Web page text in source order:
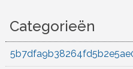
Categorieën